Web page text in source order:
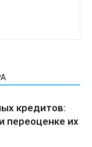
кредитов:
переоценке их